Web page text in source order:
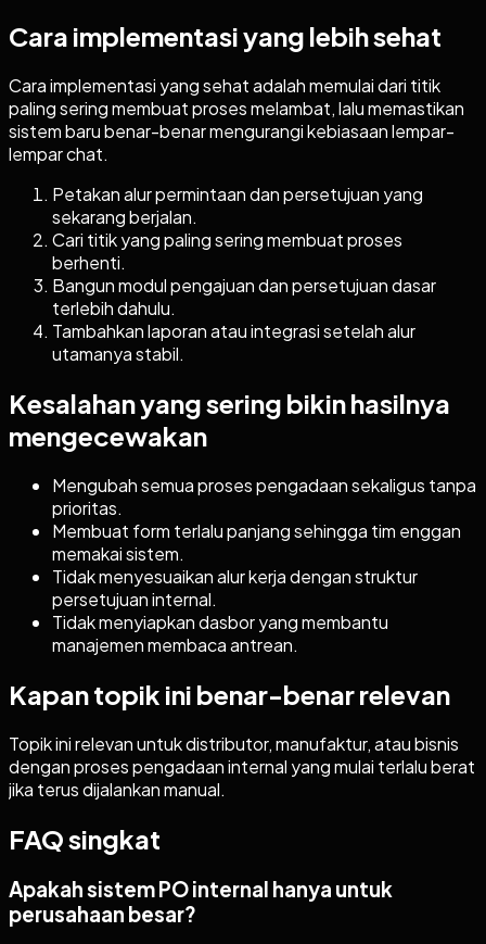
Cara implementasi yang lebih sehat
Cara implementasi yang sehat adalah memulai dari titik
paling sering membuat proses melambat, lalu memastikan
sistem baru benar-benar mengurangi kebiasaan lempar-
lempar chat.
Petakan alur permintaan dan persetujuan yang
sekarang berjalan.
Cari titik yang paling sering membuat proses
berhenti.
Bangun modul pengajuan dan persetujuan dasar
terlebih dahulu.
Tambahkan laporan atau integrasi setelah alur
utamanya stabil.
Kesalahan yang sering bikin hasilnya
mengecewakan
Mengubah semua proses pengadaan sekaligus tanpa
prioritas.
Membuat form terlalu panjang sehingga tim enggan
memakai sistem.
Tidak menyesuaikan alur kerja dengan struktur
persetujuan internal.
Tidak menyiapkan dasbor yang membantu
manajemen membaca antrean.
Kapan topik ini benar-benar relevan
Topik ini relevan untuk distributor, manufaktur, atau bisnis
dengan proses pengadaan internal yang mulai terlalu berat
jika terus dijalankan manual.
FAQ singkat
Apakah sistem PO internal hanya untuk
perusahaan besar?